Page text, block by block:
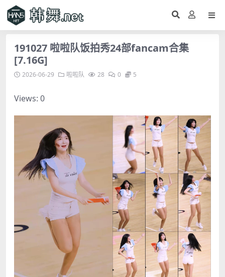
191027 啦啦队饭拍秀24部fancam合集
[7.16G]
2026-06-29 啦啦队 28 0 5
Views: 0